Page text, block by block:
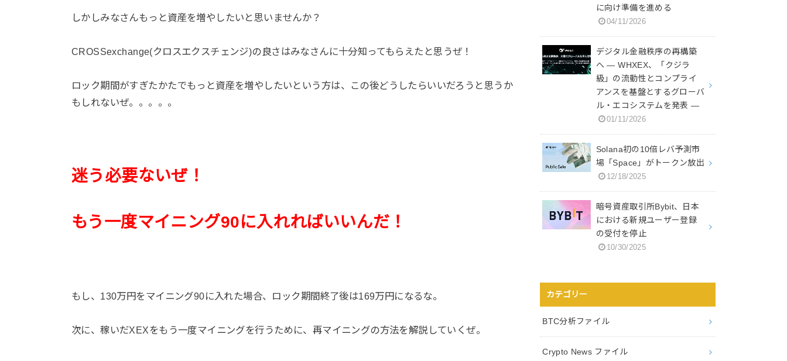
しかしみなさんもっと資産を増やしたいと思いませんか？
CROSSexchange(クロスエクスチェンジ)の良さはみなさんに十分知ってもらえたと思うぜ！
ロック期間がすぎたかたでもっと資産を増やしたいという方は、この後どうしたらいいだろうと思うか
もしれないぜ。。。。。
迷う必要ないぜ！
もう一度マイニング90に入れればいいんだ！
もし、130万円をマイニング90に入れた場合、ロック期間終了後は169万円になるな。
次に、稼いだXEXをもう一度マイニングを行うために、 再マイニングの方法を解説していくぜ。
に向け準備を進める
04/11/2026
デジタル金融秩序の再構築
へ ― WHXEX、「クジラ
級」の流動性とコンプライ
アンスを基盤とするグローバ
ル・エコシステムを発表 ―
01/11/2026
Solana初の10倍レバ予測市
場「Space」がトークン放出
12/18/2025
暗号資産取引所Bybit、日本
における新規ユーザー登録
の受付を停止
10/30/2025
カテゴリー
BTC分析ファイル
Crypto News ファイル